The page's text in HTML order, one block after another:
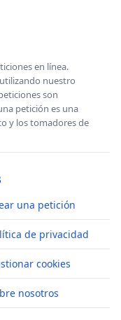
en línea.
nuestro
son
petición es una
y los tomadores de
una petición
de privacidad
cookies
nosotros